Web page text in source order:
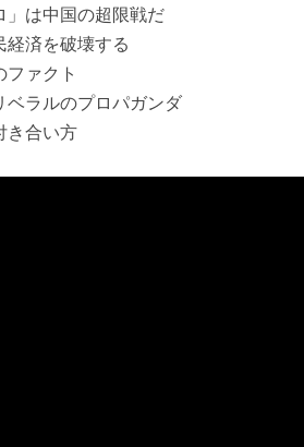
は中国の超限戦だ
済を破壊する
ァクト
ラルのプロパガンダ
合い方